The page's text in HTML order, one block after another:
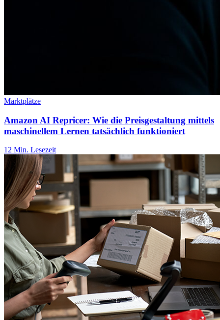
Marktplätze
Amazon AI Repricer: Wie die Preisgestaltung mittels
maschinellem Lernen tatsächlich funktioniert
12 Min. Lesezeit